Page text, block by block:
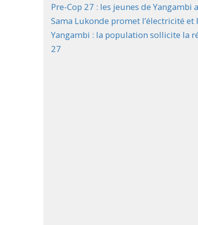
Pre-Cop 27 : les jeunes de
Sama Lukonde promet l’électricité
Yangambi : la population sollicite la
27